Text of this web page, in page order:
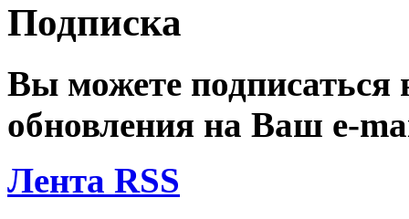
Подписка
Вы можете подписаться
обновления на Ваш e-
Лента RSS